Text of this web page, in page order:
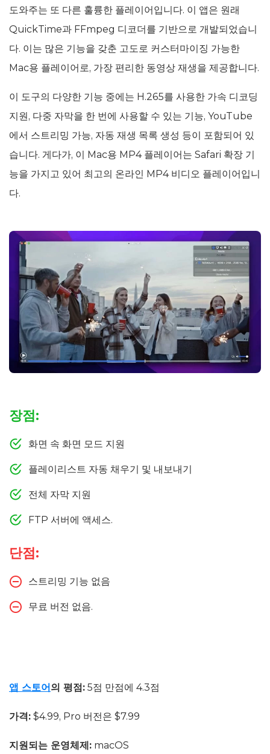
도와주는 또 다른 훌륭한 플레이어입니다. 이 앱은 원래
QuickTime과 FFmpeg 디코더를 기반으로 개발되었습니
다. 이는 많은 기능을 갖춘 고도로 커스터마이징 가능한
Mac용 플레이어로, 가장 편리한 동영상 재생을 제공합니다.
이 도구의 다양한 기능 중에는 H.265를 사용한 가속 디코딩
지원, 다중 자막을 한 번에 사용할 수 있는 기능, YouTube
에서 스트리밍 가능, 자동 재생 목록 생성 등이 포함되어 있
습니다. 게다가, 이 Mac용 MP4 플레이어는 Safari 확장 기
능을 가지고 있어 최고의 온라인 MP4 비디오 플레이어입니
다.
장점:
화면 속 화면 모드 지원
플레이리스트 자동 채우기 및 내보내기
전체 자막 지원
FTP 서버에 액세스.
단점:
스트리밍 기능 없음
무료 버전 없음.
앱 스토어의 평점: 5점 만점에 4.3점
가격: $4.99, Pro 버전은 $7.99
지원되는 운영체제: macOS